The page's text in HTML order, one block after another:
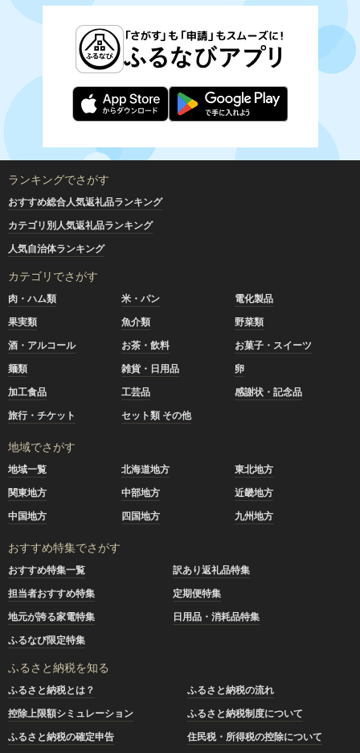
ランキングでさがす
おすすめ総合人気返礼品ランキング
カテゴリ別人気返礼品ランキング
人気自治体ランキング
カテゴリでさがす
肉・ハム類 米・パン
電化製品
果実類
魚介類
野菜類
酒・アルコール
お茶・飲料
お菓子・スイーツ
麺類
雑貨・日用品
卵
加工食品
工芸品
感謝状・記念品
旅行・チケット
セット類 その他
地域でさがす
地域一覧 北海道地方
東北地方
関東地方
中部地方
近畿地方
中国地方
四国地方 九州地方
おすすめ特集でさがす
おすすめ特集一覧
訳あり返礼品特集
担当者おすすめ特集
定期便特集
地元が誇る家電特集
日用品・消耗品特集
ふるなび限定特集
ふるさと納税を知る
ふるさと納税とは？
ふるさと納税の流れ
控除上限額シミュレーション
ふるさと納税制度について
ふるさと納税の確定申告
住民税・所得税の控除について